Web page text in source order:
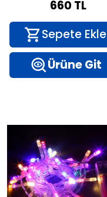
660 TL
Sepete Ekle
Ürüne Git